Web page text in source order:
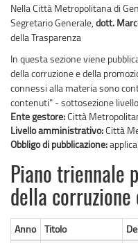
Nella Città Metropolitana di
Segretario Generale, dott.
della Trasparenza
In questa sezione viene
della corruzione e della
connessi alla materia sono
contenuti" - sottosezione
Ente gestore:Città
Livello amministrativo:Città
Obbligo di pubblicazione:
Piano triennale
della corruzione
Anno Titolo